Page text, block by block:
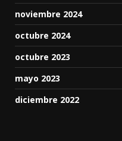
noviembre 2024
octubre 2024
octubre 2023
mayo 2023
diciembre 2022